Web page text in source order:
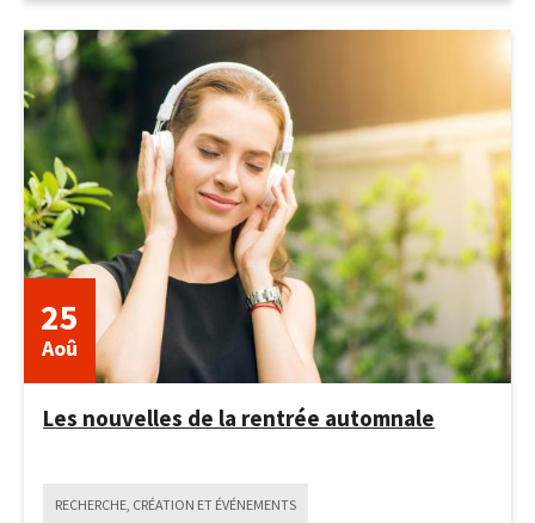
10
décembre
2025
Les nouvelles de la rentrée automnale
25
Aoû
RECHERCHE, CRÉATION ET ÉVÉNEMENTS